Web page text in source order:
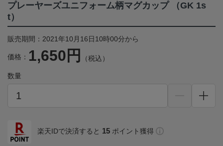
プレーヤーズユニフォーム柄マグカップ （GK 1s
t）
販売期間：2021年10月16日10時00分から
価格： 1,650円 （税込）
数量
楽天IDで決済すると 15 ポイント獲得